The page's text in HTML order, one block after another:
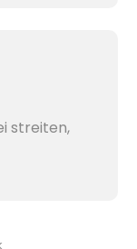
streiten,